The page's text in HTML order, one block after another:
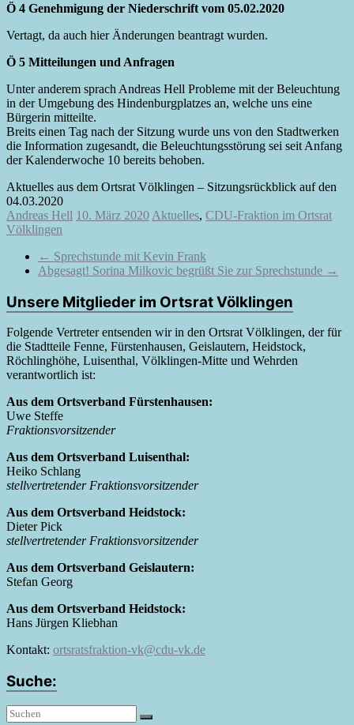
Ö 4 Genehmigung der Niederschrift vom 05.02.2020
Vertagt, da auch hier Änderungen beantragt wurden.
Ö 5 Mitteilungen und Anfragen
Unter anderem sprach Andreas Hell Probleme mit der Beleuchtung
in der Umgebung des Hindenburgplatzes an, welche uns eine
Bürgerin mitteilte.
Breits einen Tag nach der Sitzung wurde uns von den Stadtwerken
die Information zugesandt, die Beleuchtungsstörung sei seit Anfang
der Kalenderwoche 10 bereits behoben.
Aktuelles aus dem Ortsrat Völklingen – Sitzungsrückblick auf den
04.03.2020
Andreas Hell 10. März 2020 Aktuelles, CDU-Fraktion im Ortsrat
Völklingen
← Sprechstunde mit Kevin Frank
Abgesagt! Sorina Milkovic begrüßt Sie zur Sprechstunde →
Unsere Mitglieder im Ortsrat Völklingen
Folgende Vertreter entsenden wir in den Ortsrat Völklingen, der für
die Stadtteile Fenne, Fürstenhausen, Geislautern, Heidstock,
Röchlinghöhe, Luisenthal, Völklingen-Mitte und Wehrden
verantwortlich ist:
Aus dem Ortsverband Fürstenhausen:
Uwe Steffe
Fraktionsvorsitzender
Aus dem Ortsverband Luisenthal:
Heiko Schlang
stellvertretender Fraktionsvorsitzender
Aus dem Ortsverband Heidstock:
Dieter Pick
stellvertretender Fraktionsvorsitzender
Aus dem Ortsverband Geislautern:
Stefan Georg
Aus dem Ortsverband Heidstock:
Hans Jürgen Kliebhan
Kontakt: ortsratsfraktion-vk@cdu-vk.de
Suche: